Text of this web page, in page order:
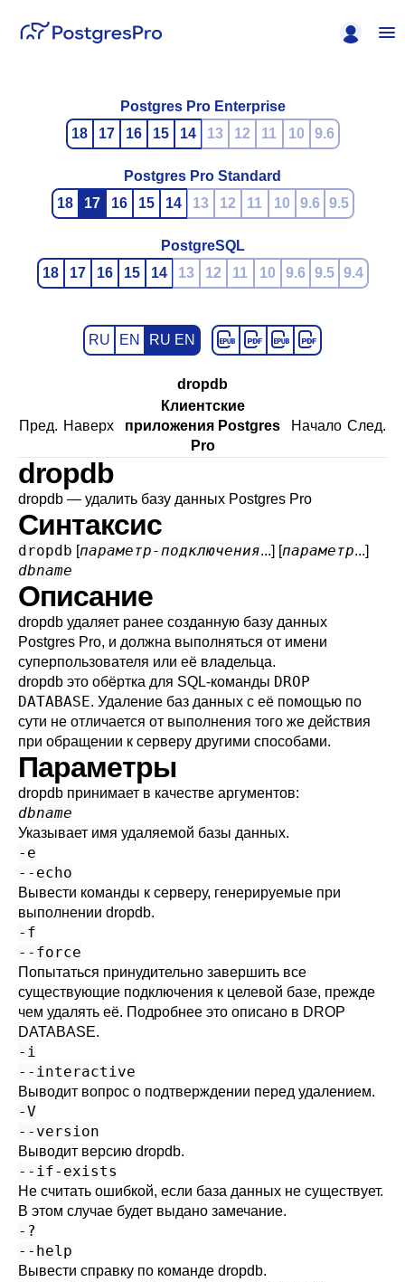
Postgres Pro Enterprise
18
17 16 15 14 13 12 11 10 9.6
Postgres Pro Standard
18
17 16 15 14 13 12 11 10 9.6 9.5
PostgreSQL
18
17 16 15 14 13 12 11 10 9.6 9.5 9.4
RU EN RU EN
dropdb
Пред. Наверх
Клиентские
приложения Postgres
Pro
Начало След.
dropdb
dropdb — удалить базу данных Postgres Pro
Синтаксис
dropdb [параметр-подключения...] [параметр...]
dbname
Описание
dropdb удаляет ранее созданную базу данных
Postgres Pro, и должна выполняться от имени
суперпользователя или её владельца.
dropdb это обёртка для SQL-команды DROP
DATABASE. Удаление баз данных с её помощью по
сути не отличается от выполнения того же действия
при обращении к серверу другими способами.
Параметры
dropdb принимает в качестве аргументов:
dbname
Указывает имя удаляемой базы данных.
-e
--echo
Вывести команды к серверу, генерируемые при
выполнении dropdb.
-f
--force
Попытаться принудительно завершить все
существующие подключения к целевой базе, прежде
чем удалять её. Подробнее это описано в DROP
DATABASE.
-i
--interactive
Выводит вопрос о подтверждении перед удалением.
-V
--version
Выводит версию dropdb.
--if-exists
Не считать ошибкой, если база данных не существует.
В этом случае будет выдано замечание.
-?
--help
Вывести справку по команде dropdb.